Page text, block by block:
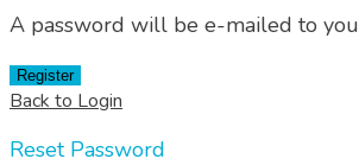
A password will be e-mailed to you
Register
Back to Login
Reset Password